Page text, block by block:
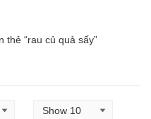
thẻ “rau củ quả sấy”